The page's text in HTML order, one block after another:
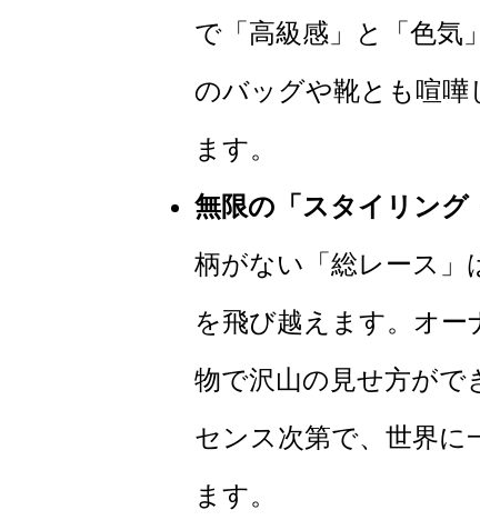
で「高級感」と「色気
のバッグや靴とも喧嘩
ます。
無限の「スタイリング
柄がない「総レース」
を飛び越えます。オ
物で沢山の見せ方がで
センス次第で、世界に
ます。